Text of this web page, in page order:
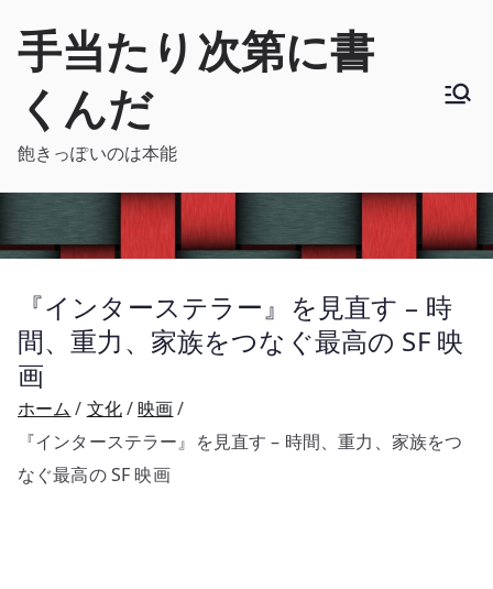
手当たり次第に書
くんだ
飽きっぽいのは本能
『インターステラー』を見直す – 時
間、重力、家族をつなぐ最高の SF 映
画
ホーム 文化
映画
『インターステラー』を見直す – 時間、重力、家族をつ
なぐ最高の SF 映画